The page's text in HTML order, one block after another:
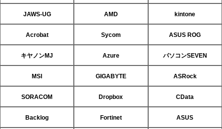
JAWS-UG AMD kintone
Acrobat Sycom ASUS ROG
キヤノンMJ Azure パソコンSEVEN
MSI GIGABYTE ASRock
SORACOM Dropbox CData
Backlog Fortinet ASUS